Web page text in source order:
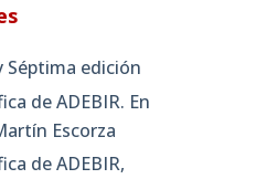
edición
de ADEBIR. En
Escorza
de ADEBIR,